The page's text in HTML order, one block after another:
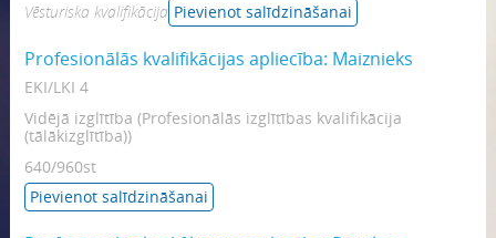
Vēsturiska kvalifikācija Pievienot salīdzināšanai
Profesionālās kvalifikācijas apliecība: Maiznieks
EKI/LKI 4
Vidējā izglītība (Profesionālās izglītības kvalifikācija
(tālākizglītība))
640/960st
Pievienot salīdzināšanai